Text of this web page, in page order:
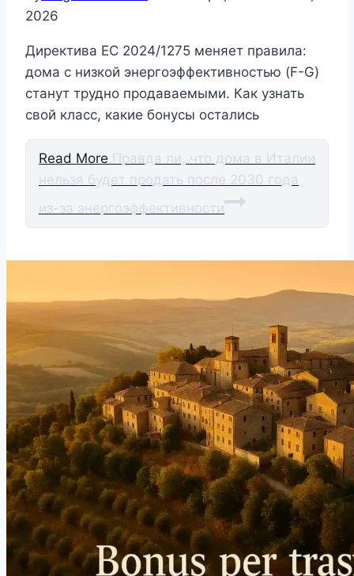
2026
Директива ЕС 2024/1275 меняет правила:
дома с низкой энергоэффективностью (F-G)
станут трудно продаваемыми. Как узнать
свой класс, какие бонусы остались
Read More Правда ли, что дома в Италии
нельзя будет продать после 2030 года
из-за энергоэффективности